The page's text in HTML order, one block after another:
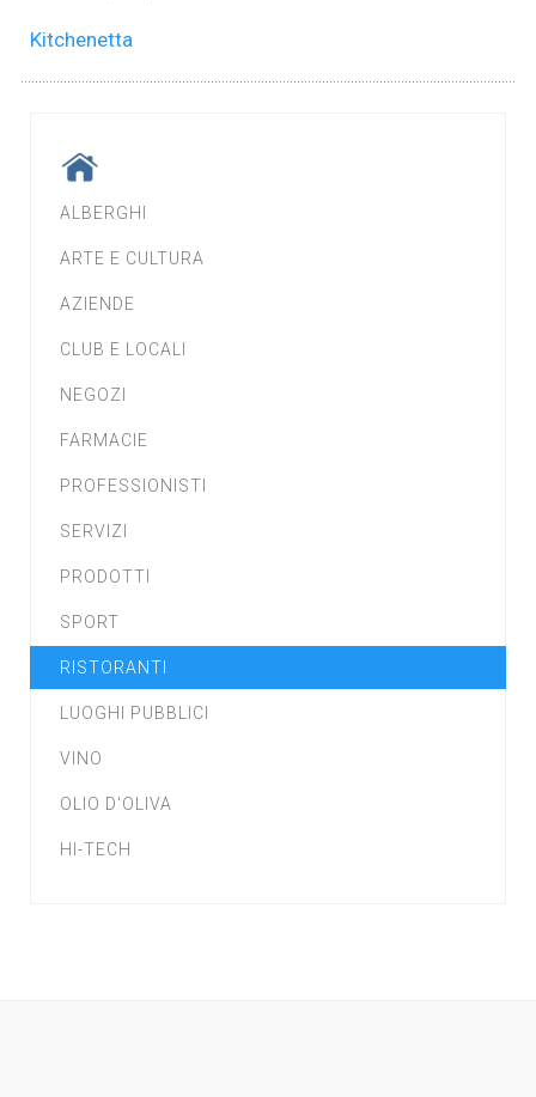
Kitchenetta
ALBERGHI
ARTE E CULTURA
AZIENDE
CLUB E LOCALI
NEGOZI
FARMACIE
PROFESSIONISTI
SERVIZI
PRODOTTI
SPORT
RISTORANTI
LUOGHI PUBBLICI
VINO
OLIO D'OLIVA
HI-TECH